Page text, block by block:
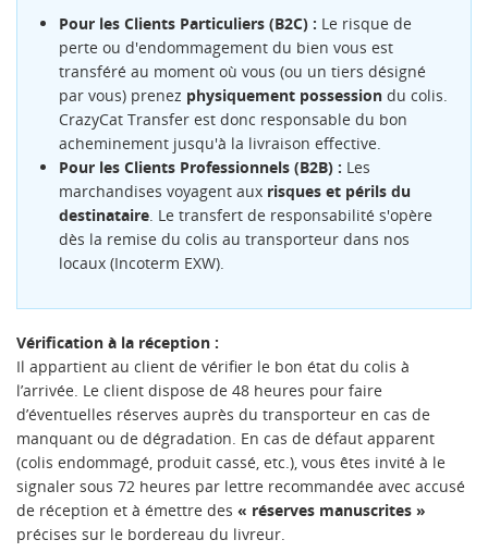
Pour les Clients Particuliers (B2C) : Le risque de
perte ou d'endommagement du bien vous est
transféré au moment où vous (ou un tiers désigné
par vous) prenez physiquement possession du colis.
CrazyCat Transfer est donc responsable du bon
acheminement jusqu'à la livraison effective.
Pour les Clients Professionnels (B2B) : Les
marchandises voyagent aux risques et périls du
destinataire. Le transfert de responsabilité s'opère
dès la remise du colis au transporteur dans nos
locaux (Incoterm EXW).
Vérification à la réception :
Il appartient au client de vérifier le bon état du colis à
l’arrivée. Le client dispose de 48 heures pour faire
d’éventuelles réserves auprès du transporteur en cas de
manquant ou de dégradation. En cas de défaut apparent
(colis endommagé, produit cassé, etc.), vous êtes invité à le
signaler sous 72 heures par lettre recommandée avec accusé
de réception et à émettre des « réserves manuscrites »
précises sur le bordereau du livreur.
CRÉER UNE LISTE D'ENVIES
CONNEXION